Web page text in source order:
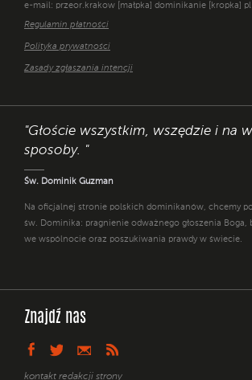
e-mail: przeor.krakow [małpka] dominikanie [kropka] pl
Regulamin płatności
Polityka prywatności
Zasady zgłaszania intencji
"Głoście wszystkim, wszędzie i na
sposoby. "
Św. Dominik Guzman
Na oficjalnej stronie polskich dominikanów, chcemy
św. Dominika: pragnienie odważnego głoszenia Boga,
we wspólnocie oraz poszukiwania prawdy w świecie.
Znajdź nas
kontakt redakcji strony